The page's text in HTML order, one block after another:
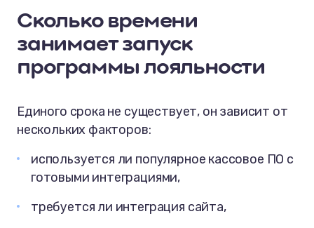
Сколько времени
занимает запуск
программы лояльности
Единого срока не существует, он зависит от
нескольких факторов:
используется ли популярное кассовое ПО с
готовыми интеграциями,
требуется ли интеграция сайта,